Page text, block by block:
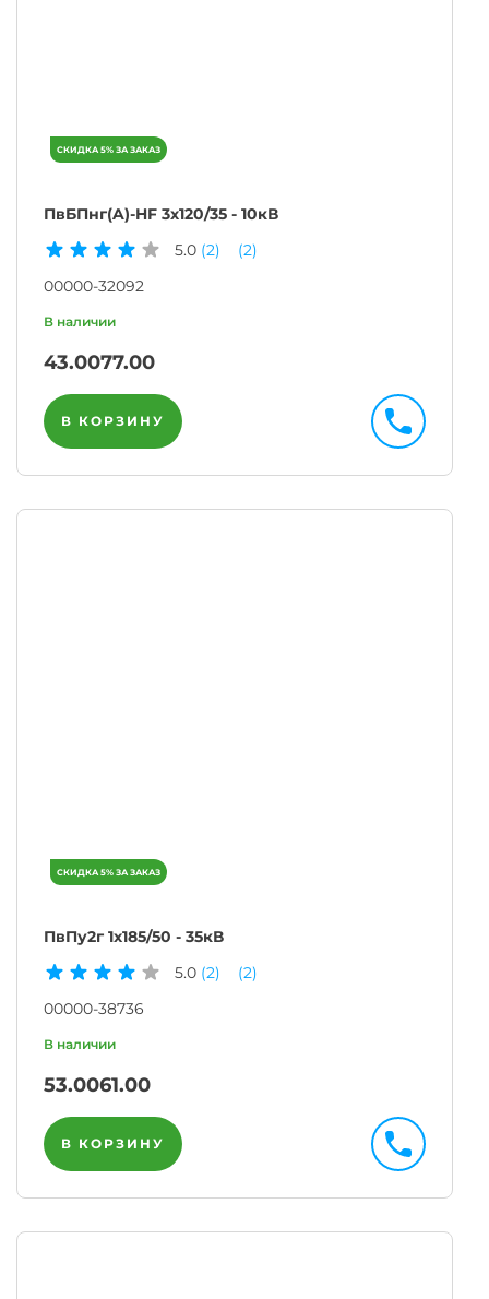
ПвБПнг(A)-HF 3х120/35 - 10кВ
5.0 (2)
(2)
00000-32092
43.0077.00
В КОРЗИНУ
ПвПу2г 1х185/50 - 35кВ
5.0 (2)
(2)
00000-38736
53.0061.00
В КОРЗИНУ